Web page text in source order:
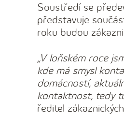
Soustředí se
představuje
roku budou
„V loňském roce
kde má smysl
domácností,
kontaktnost, tedy
ředitel